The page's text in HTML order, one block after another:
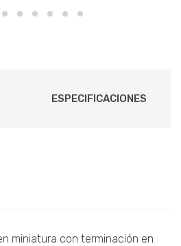
ESPECIFICACIONES
miniatura con terminación en